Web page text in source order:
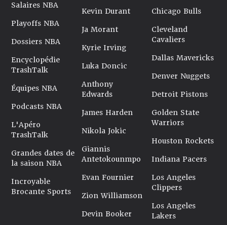
Salaires NBA
Playoffs NBA
Dossiers NBA
Encyclopédie
TrashTalk
Équipes NBA
Podcasts NBA
L'Apéro
TrashTalk
Grandes dates de
la saison NBA
Incroyable
Brocante Sports
Kevin Durant
Ja Morant
Kyrie Irving
Luka Doncic
Anthony
Edwards
James Harden
Nikola Jokic
Giannis
Antetokounmpo
Evan Fournier
Zion Williamson
Devin Booker
Chicago Bulls
Cleveland
Cavaliers
Dallas Mavericks
Denver Nuggets
Detroit Pistons
Golden State
Warriors
Houston Rockets
Indiana Pacers
Los Angeles
Clippers
Los Angeles
Lakers